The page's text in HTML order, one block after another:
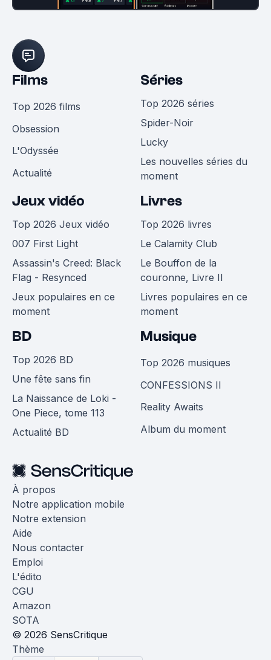
Films
Top 2026 films
Obsession
L'Odyssée
Actualité
Séries
Top 2026 séries
Spider-Noir
Lucky
Les nouvelles séries du
moment
Jeux vidéo
Top 2026 Jeux vidéo
007 First Light
Assassin's Creed: Black
Flag - Resynced
Jeux populaires en ce
moment
Livres
Top 2026 livres
Le Calamity Club
Le Bouffon de la
couronne, Livre II
Livres populaires en ce
moment
BD
Top 2026 BD
Une fête sans fin
La Naissance de Loki -
One Piece, tome 113
Actualité BD
Musique
Top 2026 musiques
CONFESSIONS II
Reality Awaits
Album du moment
À propos
Notre application mobile
Notre extension
Aide
Nous contacter
Emploi
L'édito
CGU
Amazon
SOTA
© 2026 SensCritique
Thème